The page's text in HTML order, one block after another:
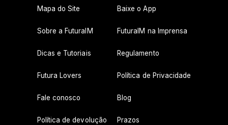
Mapa do Site Baixe o App
Sobre a FuturaIM FuturaIM na Imprensa
Dicas e Tutoriais Regulamento
Futura Lovers Política de Privacidade
Fale conosco Blog
Política de devolução Prazos